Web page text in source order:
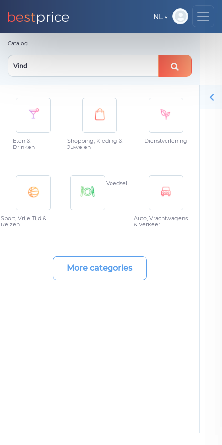
NL
Catalog
Eten &
Drinken
Shopping, Kleding &
Juwelen
Dienstverlening
Sport, Vrije Tijd &
Reizen
Voedsel
Auto, Vrachtwagens
& Verkeer
More categories